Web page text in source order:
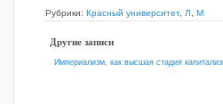
Рубрики: Красный университет, Л М
Другие записи
Империализм, как высшая стадия